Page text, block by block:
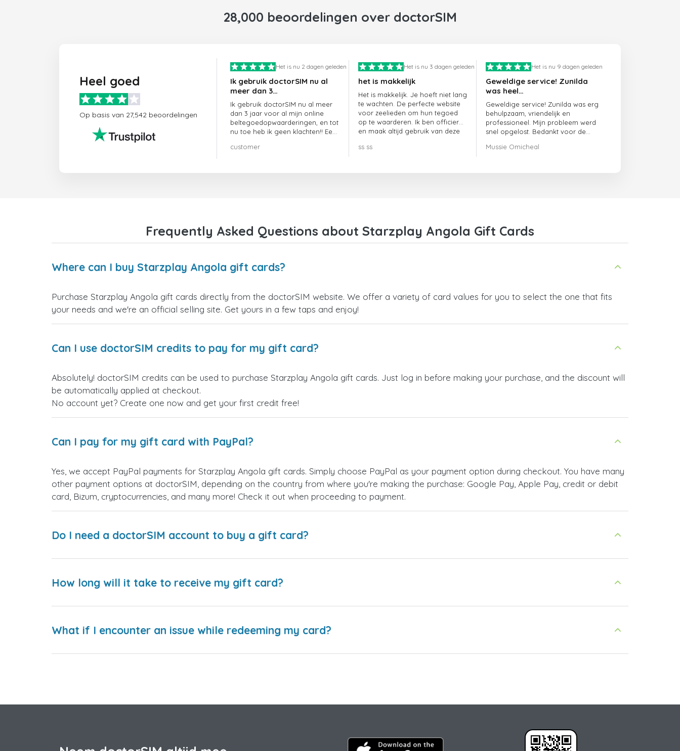
28,000 beoordelingen over doctorSIM
Heel goed
Op basis van 27,542 beoordelingen
Het is nu 2 dagen geleden
Ik gebruik doctorSIM nu al
meer dan 3…
Ik gebruik doctorSIM nu al meer
dan 3 jaar voor al mijn online
beltegoedopwaarderingen, en tot
nu toe heb ik geen klachten!! Een
customer
Het is nu 3 dagen geleden
het is makkelijk
Het is makkelijk. Je hoeft niet lang
te wachten. De perfecte website
voor zeelieden om hun tegoed
op te waarderen. Ik ben officier
en maak altijd gebruik van deze
ss ss
Het is nu 9 dagen geleden
Geweldige service! Zunilda
was heel…
Geweldige service! Zunilda was erg
behulpzaam, vriendelijk en
professioneel. Mijn probleem werd
snel opgelost. Bedankt voor de
Mussie Omicheal
Frequently Asked Questions about Starzplay Angola Gift Cards
Where can I buy Starzplay Angola gift cards?
Purchase Starzplay Angola gift cards directly from the doctorSIM website. We offer a variety of card values for you to select the one that fits
your needs and we're an official selling site. Get yours in a few taps and enjoy!
Can I use doctorSIM credits to pay for my gift card?
Absolutely! doctorSIM credits can be used to purchase Starzplay Angola gift cards. Just log in before making your purchase, and the discount will
be automatically applied at checkout.
No account yet? Create one now and get your first credit free!
Can I pay for my gift card with PayPal?
Yes, we accept PayPal payments for Starzplay Angola gift cards. Simply choose PayPal as your payment option during checkout. You have many
other payment options at doctorSIM, depending on the country from where you're making the purchase: Google Pay, Apple Pay, credit or debit
card, Bizum, cryptocurrencies, and many more! Check it out when proceeding to payment.
Do I need a doctorSIM account to buy a gift card?
How long will it take to receive my gift card?
What if I encounter an issue while redeeming my card?